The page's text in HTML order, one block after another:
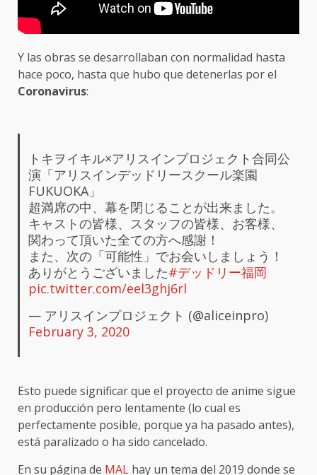
Y las obras se desarrollaban con normalidad hasta
hace poco, hasta que hubo que detenerlas por el
Coronavirus:
トキヲイキル×アリスインプロジェクト合同公
演「アリスインデッドリースクール楽園
FUKUOKA」
超満席の中、幕を閉じることが出来ました。
キャストの皆様、スタッフの皆様、お客様、
関わって頂いた全ての方へ感謝！
また、次の「可能性」でお会いしましょう！
ありがとうございました#デッドリー福岡
pic.twitter.com/eel3ghj6rl
— アリスインプロジェクト (@aliceinpro)
February 3, 2020
Esto puede significar que el proyecto de anime sigue
en producción pero lentamente (lo cual es
perfectamente posible, porque ya ha pasado antes),
está paralizado o ha sido cancelado.
En su página de MAL hay un tema del 2019 donde se